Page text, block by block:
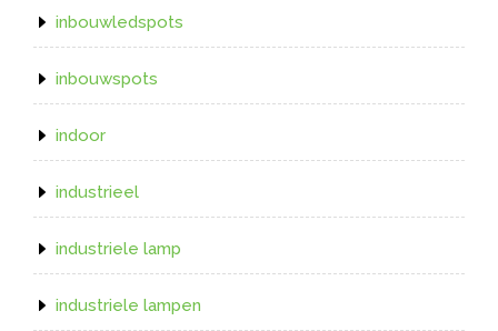
inbouwledspots
inbouwspots
indoor
industrieel
industriele lamp
industriele lampen